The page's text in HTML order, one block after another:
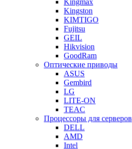
Kingmax
Kingston
KIMTIGO
Fujitsu
GEIL
Hikvision
GoodRam
Оптические приводы
ASUS
Gembird
LG
LITE-ON
TEAC
Процессоры для серверов
DELL
AMD
Intel